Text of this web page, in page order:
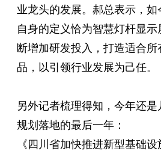
业龙头的发展。郝总表示，
自身的定义恰为智慧灯杆显
断增加研发投入，打造适合
品，以引领行业发展为己任。
另外记者梳理得知，今年还
规划落地的最后一年：
《四川省加快推进新型基础